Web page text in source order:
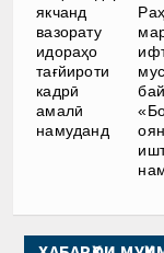
якчанд
вазорату
идораҳо
тағйироти
кадрӣ
амалӣ
намуданд